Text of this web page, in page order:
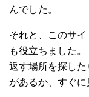
んでした。
それと、このサ
も役立ちました。
返す場所を探し
があるか、すぐに